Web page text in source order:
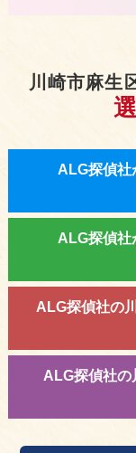
川崎市麻生
ALG探偵社
ALG探偵社
ALG探偵社の
ALG探偵社の